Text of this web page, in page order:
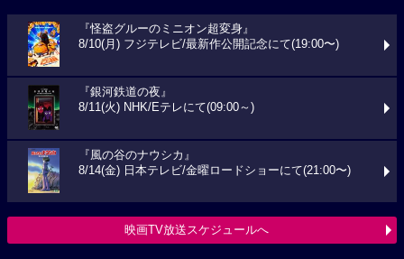
『怪盗グルーのミニオン超変身』
8/10(月) フジテレビ/最新作公開記念にて(19:00〜)
『銀河鉄道の夜』
8/11(火) NHK/Eテレにて(09:00～)
『風の谷のナウシカ』
8/14(金) 日本テレビ/金曜ロードショーにて(21:00〜)
映画TV放送スケジュールへ